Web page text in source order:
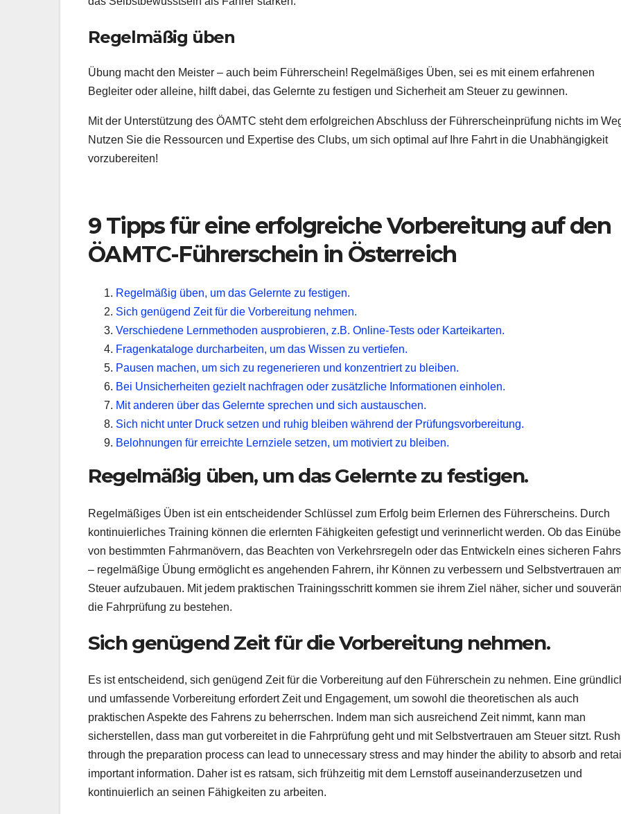
Regelmäßig üben
Übung macht den Meister – auch beim Führerschein! Regelmäßiges Üben, sei es mit einem erfahrenen
Begleiter oder alleine, hilft dabei, das Gelernte zu festigen und Sicherheit am Steuer zu gewinnen.
Mit der Unterstützung des ÖAMTC steht dem erfolgreichen Abschluss der Führerscheinprüfung nichts im
Nutzen Sie die Ressourcen und Expertise des Clubs, um sich optimal auf Ihre Fahrt in die Unabhängigkeit
vorzubereiten!
9 Tipps für eine erfolgreiche Vorbereitung auf den
ÖAMTC-Führerschein in Österreich
Regelmäßig üben, um das Gelernte zu festigen.
Sich genügend Zeit für die Vorbereitung nehmen.
Verschiedene Lernmethoden ausprobieren, z.B. Online-Tests oder Karteikarten.
Fragenkataloge durcharbeiten, um das Wissen zu vertiefen.
Pausen machen, um sich zu regenerieren und konzentriert zu bleiben.
Bei Unsicherheiten gezielt nachfragen oder zusätzliche Informationen einholen.
Mit anderen über das Gelernte sprechen und sich austauschen.
Sich nicht unter Druck setzen und ruhig bleiben während der Prüfungsvorbereitung.
Belohnungen für erreichte Lernziele setzen, um motiviert zu bleiben.
Regelmäßig üben, um das Gelernte zu festigen.
Regelmäßiges Üben ist ein entscheidender Schlüssel zum Erfolg beim Erlernen des Führerscheins. Durch
kontinuierliches Training können die erlernten Fähigkeiten gefestigt und verinnerlicht werden. Ob das
von bestimmten Fahrmanövern, das Beachten von Verkehrsregeln oder das Entwickeln eines sicheren
– regelmäßige Übung ermöglicht es angehenden Fahrern, ihr Können zu verbessern und Selbstvertrauen
Steuer aufzubauen. Mit jedem praktischen Trainingsschritt kommen sie ihrem Ziel näher, sicher und souverän
die Fahrprüfung zu bestehen.
Sich genügend Zeit für die Vorbereitung nehmen.
Es ist entscheidend, sich genügend Zeit für die Vorbereitung auf den Führerschein zu nehmen. Eine
und umfassende Vorbereitung erfordert Zeit und Engagement, um sowohl die theoretischen als auch
praktischen Aspekte des Fahrens zu beherrschen. Indem man sich ausreichend Zeit nimmt, kann man
sicherstellen, dass man gut vorbereitet in die Fahrprüfung geht und mit Selbstvertrauen am Steuer sitzt.
through the preparation process can lead to unnecessary stress and may hinder the ability to absorb and
important information. Daher ist es ratsam, sich frühzeitig mit dem Lernstoff auseinanderzusetzen und
kontinuierlich an seinen Fähigkeiten zu arbeiten.